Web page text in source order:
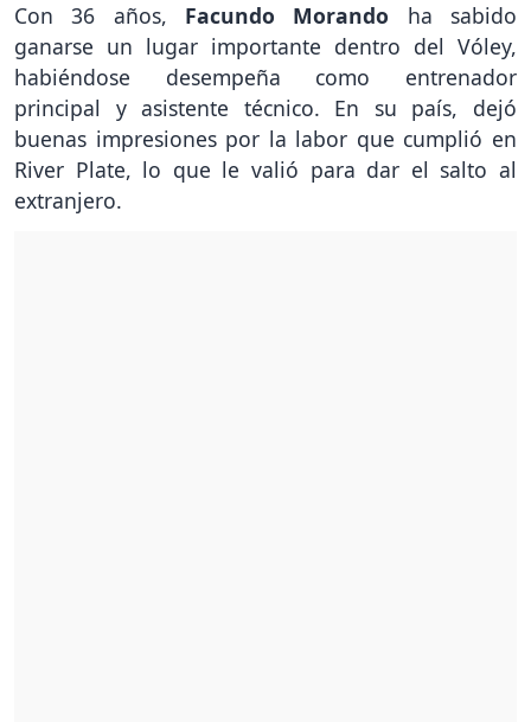
Con 36 años, Facundo Morando ha sabido
ganarse un lugar importante dentro del Vóley,
habiéndose desempeña como entrenador
principal y asistente técnico. En su país, dejó
buenas impresiones por la labor que cumplió en
River Plate, lo que le valió para dar el salto al
extranjero.